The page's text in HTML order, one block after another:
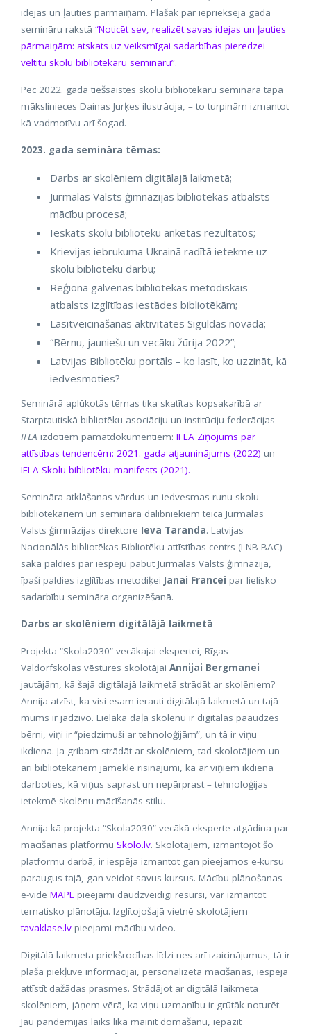
idejas un ļauties pārmaiņām. Plašāk par ieprieksējā gada
semināru rakstā “Noticēt sev, realizēt savas idejas un ļauties
pārmaiņām: atskats uz veiksmīgai sadarbības pieredzei
veltītu skolu bibliotekāru semināru”.
Pēc 2022. gada tiešsaistes skolu bibliotekāru semināra tapa
mākslinieces Dainas Jurķes ilustrācija, – to turpinām izmantot
kā vadmotīvu arī šogad.
2023. gada semināra tēmas:
Darbs ar skolēniem digitālajā laikmetā;
Jūrmalas Valsts ģimnāzijas bibliotēkas atbalsts
mācību procesā;
Ieskats skolu bibliotēku anketas rezultātos;
Krievijas iebrukuma Ukrainā radītā ietekme uz
skolu bibliotēku darbu;
Reģiona galvenās bibliotēkas metodiskais
atbalsts izglītības iestādes bibliotēkām;
Lasītveicināšanas aktivitātes Siguldas novadā;
“Bērnu, jauniešu un vecāku žūrija 2022”;
Latvijas Bibliotēku portāls – ko lasīt, ko uzzināt, kā
iedvesmoties?
Seminārā aplūkotās tēmas tika skatītas kopsakarībā ar
Starptautiskā bibliotēku asociāciju un institūciju federācijas
IFLA izdotiem pamatdokumentiem: IFLA Ziņojums par
attīstības tendencēm: 2021. gada atjauninājums (2022) un
IFLA Skolu bibliotēku manifests (2021).
Semināra atklāšanas vārdus un iedvesmas runu skolu
bibliotekāriem un semināra dalībniekiem teica Jūrmalas
Valsts ģimnāzijas direktore Ieva Taranda. Latvijas
Nacionālās bibliotēkas Bibliotēku attīstības centrs (LNB BAC)
saka paldies par iespēju pabūt Jūrmalas Valsts ģimnāzijā,
īpaši paldies izglītības metodiķei Janai Francei par lielisko
sadarbību semināra organizēšanā.
Darbs ar skolēniem digitālājā laikmetā
Projekta “Skola2030” vecākajai ekspertei, Rīgas
Valdorfskolas vēstures skolotājai Annijai Bergmanei
jautājām, kā šajā digitālajā laikmetā strādāt ar skolēniem?
Annija atzīst, ka visi esam ierauti digitālajā laikmetā un tajā
mums ir jādzīvo. Lielākā daļa skolēnu ir digitālās paaudzes
bērni, viņi ir “piedzimuši ar tehnoloģijām”, un tā ir viņu
ikdiena. Ja gribam strādāt ar skolēniem, tad skolotājiem un
arī bibliotekāriem jāmeklē risinājumi, kā ar viņiem ikdienā
darboties, kā viņus saprast un nepārprast – tehnoloģijas
ietekmē skolēnu mācīšanās stilu.
Annija kā projekta “Skola2030” vecākā eksperte atgādina par
mācīšanās platformu Skolo.lv. Skolotājiem, izmantojot šo
platformu darbā, ir iespēja izmantot gan pieejamos e-kursu
paraugus tajā, gan veidot savus kursus. Mācību plānošanas
e-vidē MAPE pieejami daudzveidīgi resursi, var izmantot
tematisko plānotāju. Izglītojošajā vietnē skolotājiem
tavaklase.lv pieejami mācību video.
Digitālā laikmeta priekšrocības līdzi nes arī izaicinājumus, tā ir
plaša piekļuve informācijai, personalizēta mācīšanās, iespēja
attīstīt dažādas prasmes. Strādājot ar digitālā laikmeta
skolēniem, jāņem vērā, ka viņu uzmanību ir grūtāk noturēt.
Jau pandēmijas laiks lika mainīt domāšanu, iepazīt